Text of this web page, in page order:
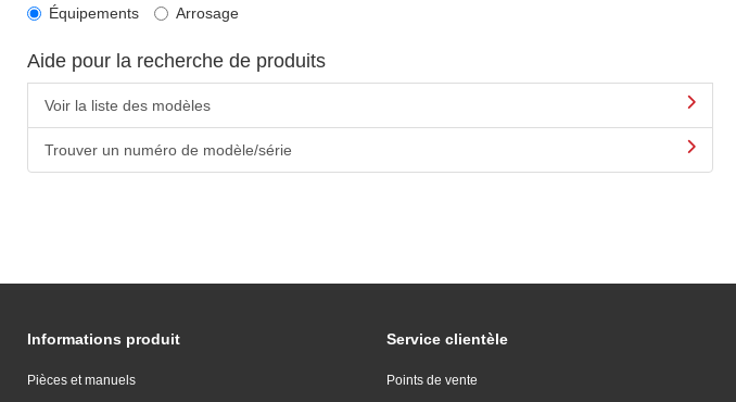
Équipements Arrosage
Aide pour la recherche de produits
Voir la liste des modèles
Trouver un numéro de modèle/série
Informations produit
Pièces et manuels
Service clientèle
Points de vente